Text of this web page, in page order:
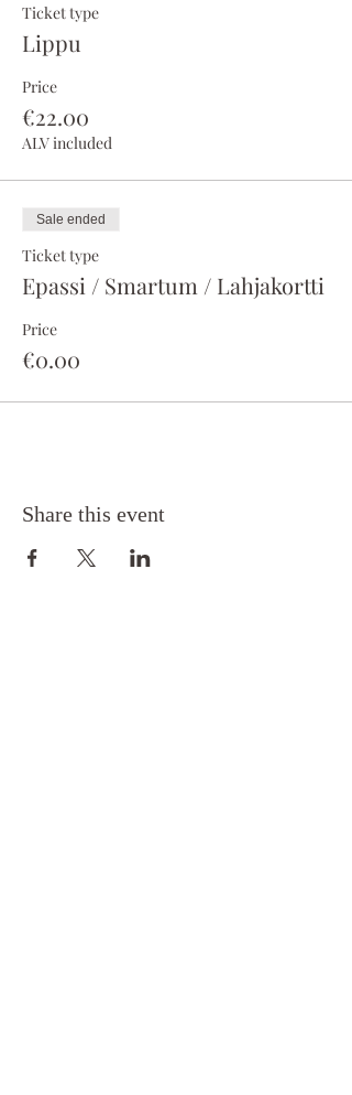
Ticket type
Lippu
Price
€22.00
ALV included
Sale ended
Ticket type
Epassi / Smartum / Lahjakortti
Price
€0.00
Share this event